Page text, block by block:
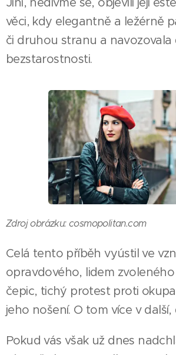
věci, kdy elegantně a ležérně
či druhou stranu a navozovala
bezstarostnosti.
Zdroj obrázku: cosmopolitan.com
Celá tento příběh vyústil ve
opravdového, lidem
čepic, tichý protest proti
jeho nošení. O tom více v
Pokud vás však už dnes